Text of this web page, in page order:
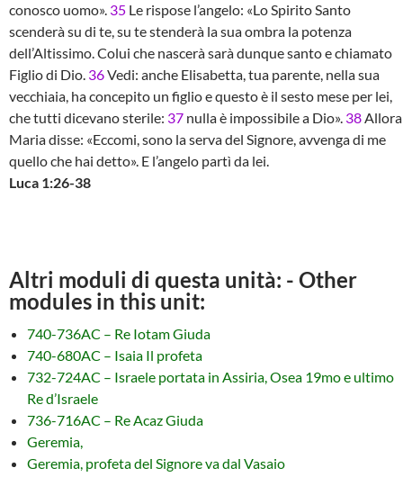
conosco uomo». 35 Le rispose l’angelo: «Lo Spirito Santo
scenderà su di te, su te stenderà la sua ombra la potenza
dell’Altissimo. Colui che nascerà sarà dunque santo e chiamato
Figlio di Dio. 36Vedi: anche Elisabetta, tua parente, nella sua
vecchiaia, ha concepito un figlio e questo è il sesto mese per lei,
che tutti dicevano sterile: 37 nulla è impossibile a Dio». 38Allora
Maria disse: «Eccomi, sono la serva del Signore, avvenga di me
quello che hai detto». E l’angelo partì da lei.
Luca 1:26-38
Altri moduli di questa unità: - Other
modules in this unit:
740-736AC – Re Iotam Giuda
740-680AC – Isaia Il profeta
732-724AC – Israele portata in Assiria, Osea 19mo e ultimo
Re d’Israele
736-716AC – Re Acaz Giuda
Geremia,
Geremia, profeta del Signore va dal Vasaio